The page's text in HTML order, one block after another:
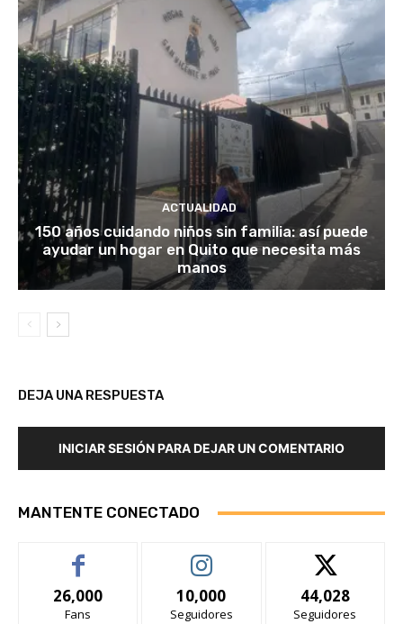
ACTUALIDAD
150 años cuidando niños sin familia: así puede
ayudar un hogar en Quito que necesita más
manos
DEJA UNA RESPUESTA
INICIAR SESIÓN PARA DEJAR UN COMENTARIO
MANTENTE CONECTADO
26,000
Fans
10,000
Seguidores
44,028
Seguidores